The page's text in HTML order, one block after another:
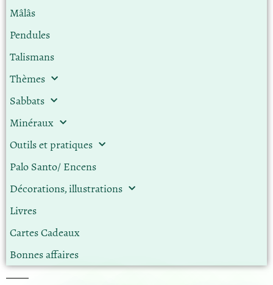
Mâlâs
Pendules
Talismans
Thèmes
Sabbats
Minéraux
Outils et pratiques
Palo Santo/ Encens
Décorations, illustrations
Livres
Cartes Cadeaux
Bonnes affaires